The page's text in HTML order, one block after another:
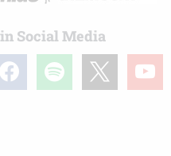
Social Media
spotify youtube